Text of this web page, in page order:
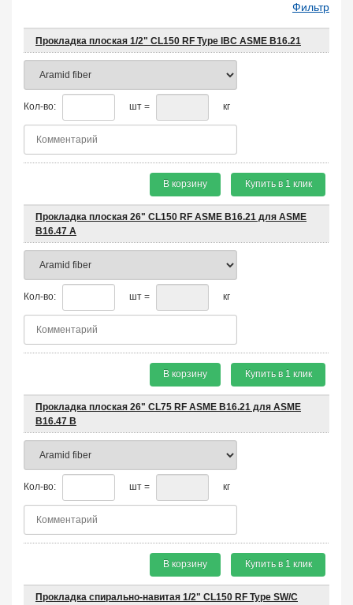
Фильтр
Прокладка плоская 1/2" CL150 RF Type IBC ASME B16.21
Кол-во: шт = кг
В корзину Купить в 1 клик
Прокладка плоская 26" CL150 RF ASME B16.21 для ASME
B16.47 A
Кол-во: шт = кг
В корзину Купить в 1 клик
Прокладка плоская 26" CL75 RF ASME B16.21 для ASME
B16.47 B
Кол-во: шт = кг
В корзину Купить в 1 клик
Прокладка спирально-навитая 1/2" CL150 RF Type SW/C